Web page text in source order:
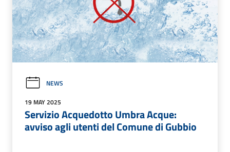
NEWS
19 MAY 2025
Servizio Acquedotto Umbra Acque:
avviso agli utenti del Comune di Gubbio